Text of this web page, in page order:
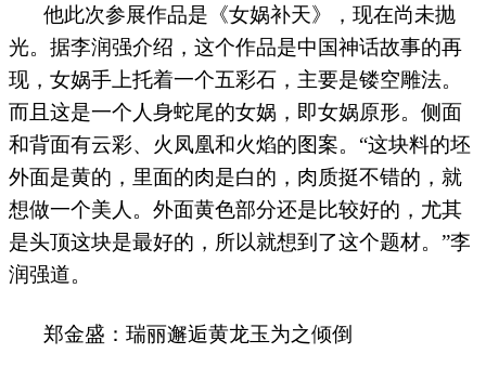
他此次参展作品是《女娲补天》，现在尚未抛
光。据李润强介绍，这个作品是中国神话故事的再
现，女娲手上托着一个五彩石，主要是镂空雕法。
而且这是一个人身蛇尾的女娲，即女娲原形。侧面
和背面有云彩、火凤凰和火焰的图案。“这块料的坯
外面是黄的，里面的肉是白的，肉质挺不错的，就
想做一个美人。外面黄色部分还是比较好的，尤其
是头顶这块是最好的，所以就想到了这个题材。”李
润强道。
郑金盛：瑞丽邂逅黄龙玉为之倾倒